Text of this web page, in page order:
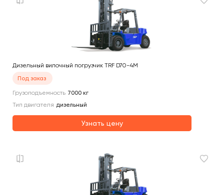
Дизельный вилочный погрузчик TRF D70-4M
Под заказ
Грузоподъемность 7000 кг
Тип двигателя дизельный
Узнать цену